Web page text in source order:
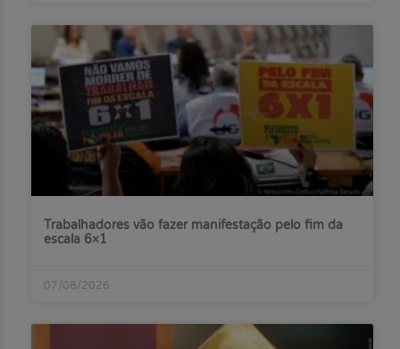
Trabalhadores vão fazer manifestação pelo fim da
escala 6×1
07/08/2026